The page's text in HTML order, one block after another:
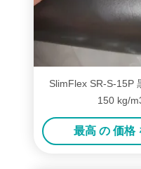
SlimFlex SR-S-15P
150 kg/
最高 の 価格